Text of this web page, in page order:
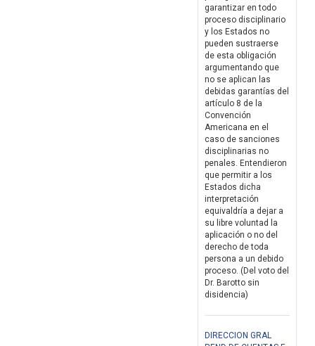
garantizar en todo
proceso disciplinario
y los Estados no
pueden sustraerse
de esta obligación
argumentando que
no se aplican las
debidas garantías del
artículo 8 de la
Convención
Americana en el
caso de sanciones
disciplinarias no
penales. Entendieron
que permitir a los
Estados dicha
interpretación
equivaldría a dejar a
su libre voluntad la
aplicación o no del
derecho de toda
persona a un debido
proceso. (Del voto del
Dr. Barotto sin
disidencia)
DIRECCION GRAL